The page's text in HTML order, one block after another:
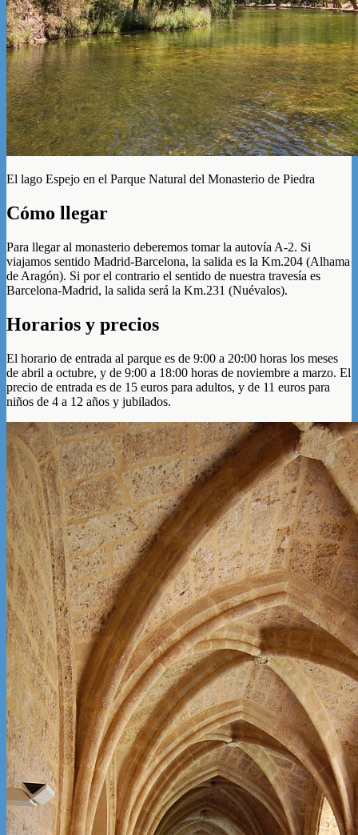
El lago Espejo en el Parque Natural del Monasterio de Piedra
Cómo llegar
Para llegar al monasterio deberemos tomar la autovía A-2. Si
viajamos sentido Madrid-Barcelona, la salida es la Km.204 (Alhama
de Aragón). Si por el contrario el sentido de nuestra travesía es
Barcelona-Madrid, la salida será la Km.231 (Nuévalos).
Horarios y precios
El horario de entrada al parque es de 9:00 a 20:00 horas los meses
de abril a octubre, y de 9:00 a 18:00 horas de noviembre a marzo. El
precio de entrada es de 15 euros para adultos, y de 11 euros para
niños de 4 a 12 años y jubilados.